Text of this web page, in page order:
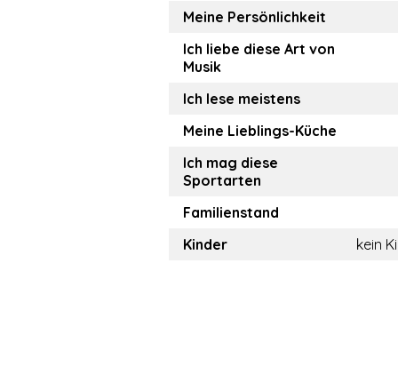
Meine Persönlichkeit
Ich liebe diese Art von
Musik
Ich lese meistens
Meine Lieblings-Küche
Ich mag diese
Sportarten
Familienstand
Kinder
kein